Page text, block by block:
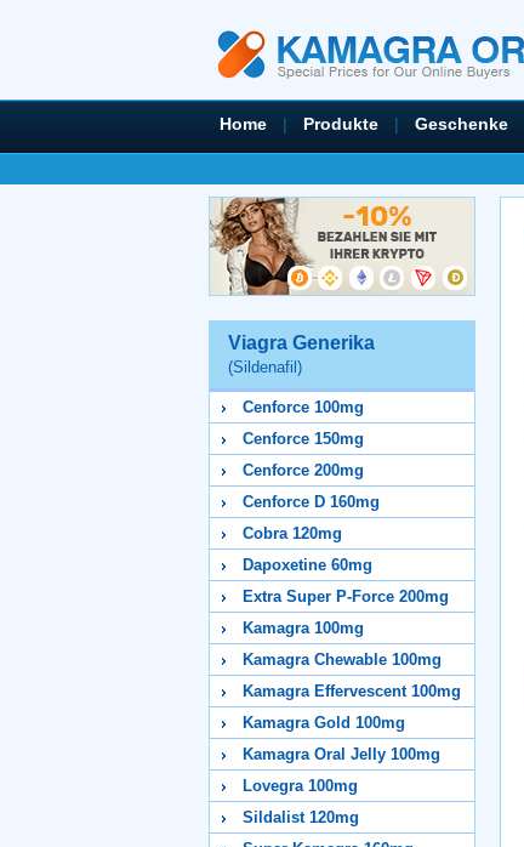
Home | Produkte | Geschenke
Viagra Generika
(Sildenafil)
Cenforce 100mg
Cenforce 150mg
Cenforce 200mg
Cenforce D 160mg
Cobra 120mg
Dapoxetine 60mg
Extra Super P-Force 200mg
Kamagra 100mg
Kamagra Chewable 100mg
Kamagra Effervescent 100mg
Kamagra Gold 100mg
Kamagra Oral Jelly 100mg
Lovegra 100mg
Sildalist 120mg